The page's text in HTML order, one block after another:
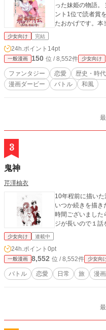
った妹姫の物語
ント1位で読者賞
たおかげです。本
少女向け 完結
24h.ポイント 14pt
一般漫画 150 位 / 8,552件 少女向け
ファンタジー 恋愛 歴史・時
漫画ダービー
バトル 和風
3
鬼神
芹澤柚衣
10年程前に描い
いつか続きを描き
時間ございまし
ジが長いので１話
少女向け 連載中
24h.ポイント 0pt
一般漫画 8,552 位 / 8,552件 少女向
バトル 恋愛 日常 旅 漫